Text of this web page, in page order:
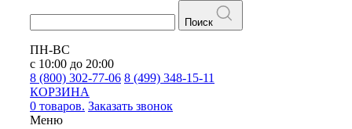
Поиск
ПН-ВС
с 10:00 до 20:00
8 (800) 302-77-06 8 (499) 348-15-11
КОРЗИНА
0 товаров. Заказать звонок
Меню